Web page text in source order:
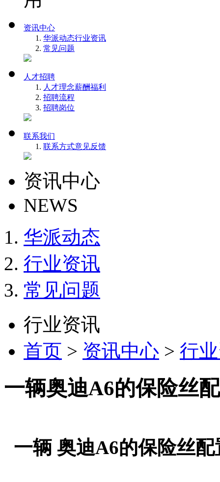
资讯中心
华派动态行业资讯
常见问题
人才招聘
人才理念薪酬福利
招聘流程
招聘岗位
联系我们
联系方式意见反馈
资讯中心
NEWS
华派动态
行业资讯
常见问题
行业资讯
首页 > 资讯中心 > 行
一辆奥迪A6的保险丝
一辆 奥迪A6的保险丝配